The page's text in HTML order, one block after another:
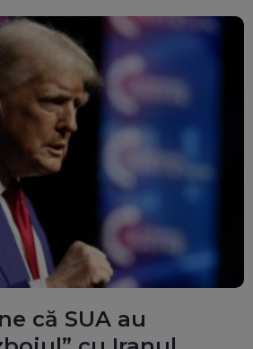
că SUA au